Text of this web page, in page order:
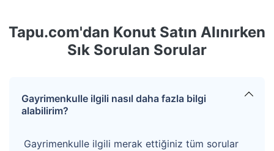
konumludur. Oda, oturma odası, pişirme odası+hol,
banyo, WC ve balkon düzenindebrüt 42m2
İç mekan görülmediğinden dolayı özellikleri hakkında
bilgi verilememektedir.
Enerji Kimlik Belgesi E SINIFI
Tapu.com'dan Konut Satın Alınırken
Sık Sorulan Sorular
Gayrimenkulle ilgili nasıl daha fazla bilgi
alabilirim?
Gayrimenkulle ilgili merak ettiğiniz tüm sorular